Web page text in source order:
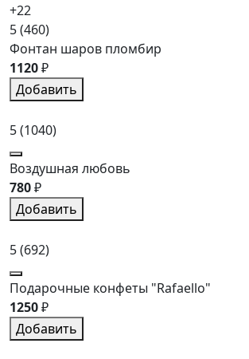
+22
5(460)
Фонтан шаров пломбир
1120₽
Добавить
5(1040)
Воздушная любовь
780₽
Добавить
5(692)
Подарочные конфеты "Rafaello"
1250₽
Добавить